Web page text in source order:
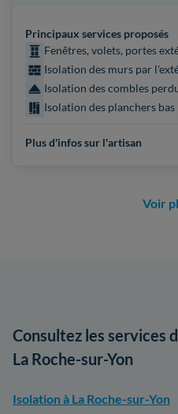
Principaux services proposés
Fenêtres, volets, portes
Isolation des murs par
Isolation des combles
Isolation des planchers bas
Plus d'infos sur l'artisan
Voir
Consultez les services
La Roche-sur-Yon
Isolation à La Roche-sur-Yon